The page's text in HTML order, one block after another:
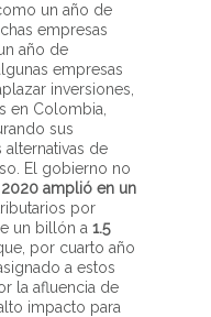
un año de
empresas
año de
empresas
inversiones,
en Colombia,
sus
de
. El gobierno no
2020 amplió en un
por
un billón a 1.5
por cuarto año
a estos
la afluencia de
impacto para